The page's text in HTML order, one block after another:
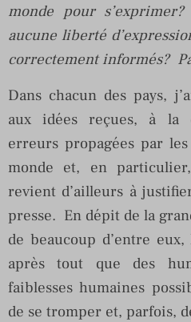
monde pour
aucune liberté
correctement informés?
Dans chacun des pays,
aux idées reçues, à la
erreurs propagées par
monde et, en
revient d’ailleurs à
presse. En dépit de la
de beaucoup d’entre
après tout que des
faiblesses humaines
de se tromper et, parfois,